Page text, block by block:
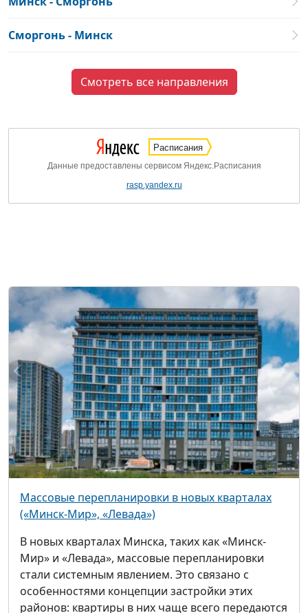
Сморгонь - Минск
Смотреть все направления
Расписания
Данные предоставлены сервисом Яндекс.Расписания
rasp.yandex.ru
Массовые перепланировки в новых кварталах
(«Минск-Мир», «Левада»)
В новых кварталах Минска, таких как «Минск-
Мир» и «Левада», массовые перепланировки
стали системным явлением. Это связано с
особенностями концепции застройки этих
районов: квартиры в них чаще всего передаются